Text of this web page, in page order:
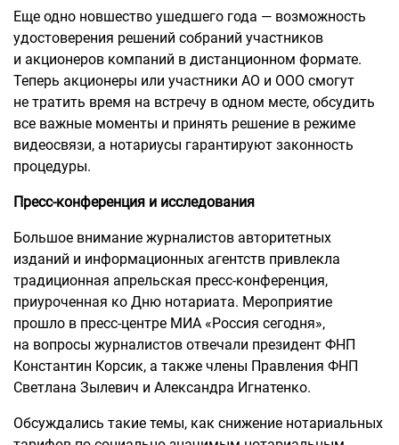
Еще одно новшество ушедшего года — возможность
удостоверения решений собраний участников
и акционеров компаний в дистанционном формате.
Теперь акционеры или участники АО и ООО смогут
не тратить время на встречу в одном месте, обсудить
все важные моменты и принять решение в режиме
видеосвязи, а нотариусы гарантируют законность
процедуры.
Пресс-конференция и исследования
Большое внимание журналистов авторитетных
изданий и информационных агентств привлекла
традиционная апрельская пресс-конференция,
приуроченная ко Дню нотариата. Мероприятие
прошло в пресс-центре МИА «Россия сегодня»,
на вопросы журналистов отвечали президент ФНП
Константин Корсик, а также члены Правления ФНП
Светлана Зылевич и Александра Игнатенко.
Обсуждались такие темы, как снижение нотариальных